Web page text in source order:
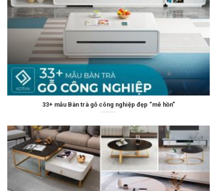
33+ mẫu Bàn trà gỗ công nghiệp đẹp “mê hồn”